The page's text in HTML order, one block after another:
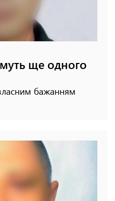
ще одного
бажанням